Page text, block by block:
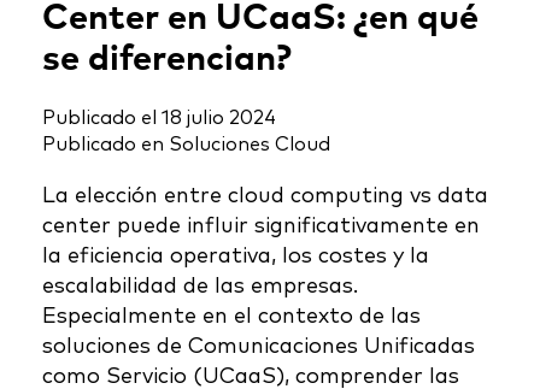
Center en UCaaS: ¿en qué
se diferencian?
Publicado el 18 julio 2024
Publicado en Soluciones Cloud
La elección entre cloud computing vs data
center puede influir significativamente en
la eficiencia operativa, los costes y la
escalabilidad de las empresas.
Especialmente en el contexto de las
soluciones de Comunicaciones Unificadas
como Servicio (UCaaS), comprender las